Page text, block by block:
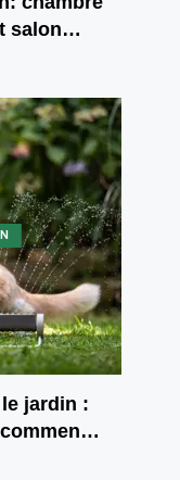
salon
jardin :